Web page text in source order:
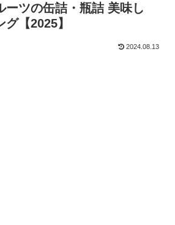
ーツの缶詰・瓶詰 美味し
【2025】
2024.08.13